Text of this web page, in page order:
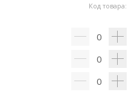
Код товара:
0
0
0